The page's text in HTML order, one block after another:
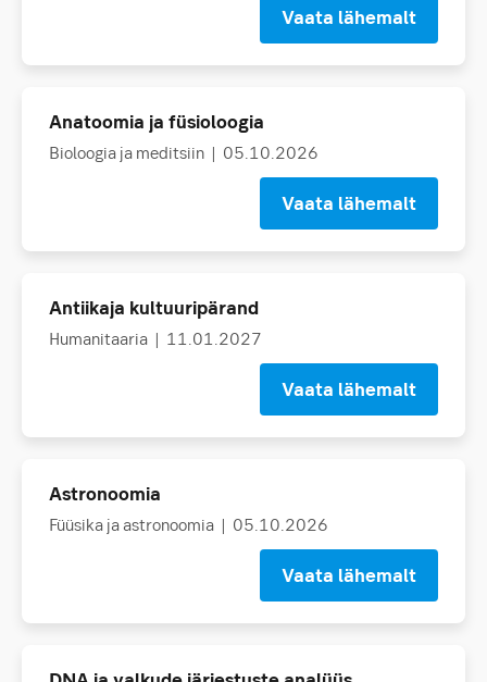
Vaata lähemalt
Anatoomia ja füsioloogia
Bioloogia ja meditsiin | 05.10.2026
Vaata lähemalt
Antiikaja kultuuripärand
Humanitaaria | 11.01.2027
Vaata lähemalt
Astronoomia
Füüsika ja astronoomia | 05.10.2026
Vaata lähemalt